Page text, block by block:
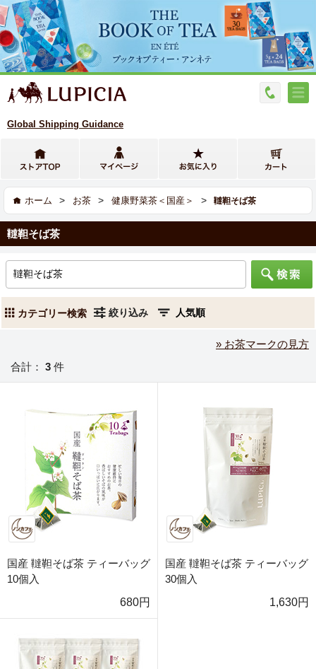
Global Shipping Guidance
ホーム > お茶 > 健康野菜茶＜国産＞ > 韃靼そば茶
韃靼そば茶
カテゴリー検索 絞り込み
» お茶マークの見方
合計： 3 件
国産 韃靼そば茶 ティーバッグ
10個入
680円
国産 韃靼そば茶 ティーバッグ
30個入
1,630円